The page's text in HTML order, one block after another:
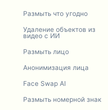
Размыть что угодно
Удаление объектов из
видео с ИИ
Размыть лицо
Анонимизация лица
Face Swap AI
Размыть номерной знак